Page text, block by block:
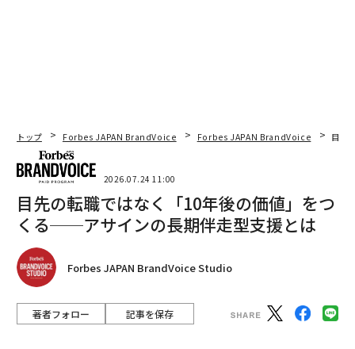
トップ Forbes JAPAN BrandVoice Forbes JAPAN BrandVoice 目先
2026.07.24 11:00
目先の転職ではなく「10年後の価値」をつ
くる──アサインの長期伴走型支援とは
Forbes JAPAN BrandVoice Studio
著者フォロー 記事を保存